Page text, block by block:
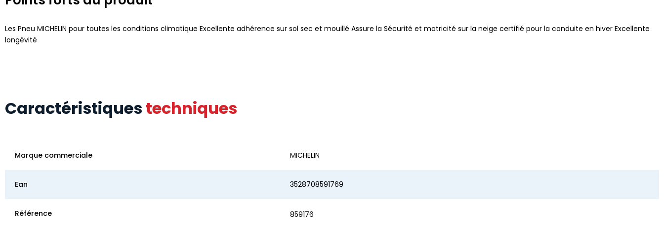
Les Pneu MICHELIN pour toutes les conditions climatique Excellente adhérence sur sol sec et mouillé Assure la Sécurité et motricité sur la neige certifié pour la conduite en hiver Excellente
longévité
Caractéristiques techniques
Marque commerciale MICHELIN
Ean 3528708591769
Référence 859176